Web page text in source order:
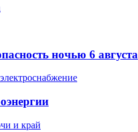
ночью 6 августа